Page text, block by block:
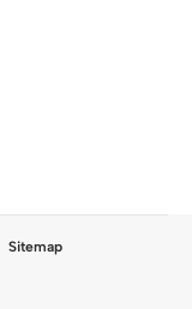
Sitemap